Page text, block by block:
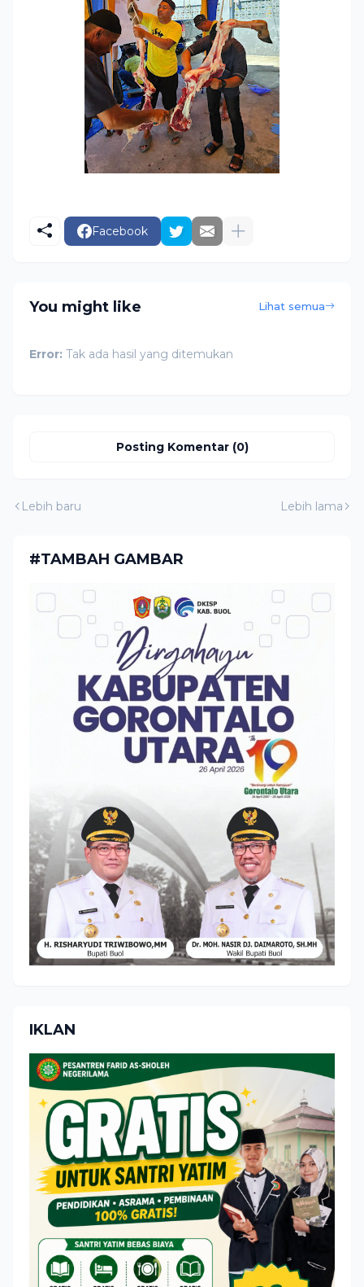
Facebook
You might like Lihat semua
Error: Tak ada hasil yang ditemukan
Posting Komentar (0)
Lebih baru Lebih lama
#TAMBAH GAMBAR
IKLAN